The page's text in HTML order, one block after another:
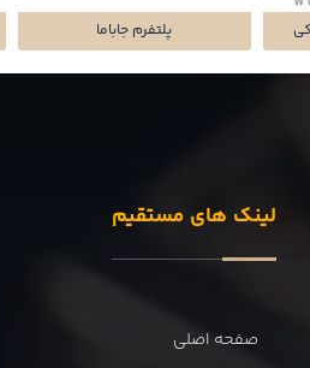
شرکت دلتا پرداز پرشین
لینک های مستقیم
صفحه اصلی